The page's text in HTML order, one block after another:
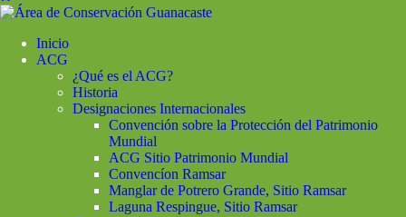
Inicio
ACG
¿Qué es el ACG?
Historia
Designaciones Internacionales
Convención sobre la Protección del Patrimonio
Mundial
ACG Sitio Patrimonio Mundial
Convencíon Ramsar
Manglar de Potrero Grande, Sitio Ramsar
Laguna Respingue, Sitio Ramsar